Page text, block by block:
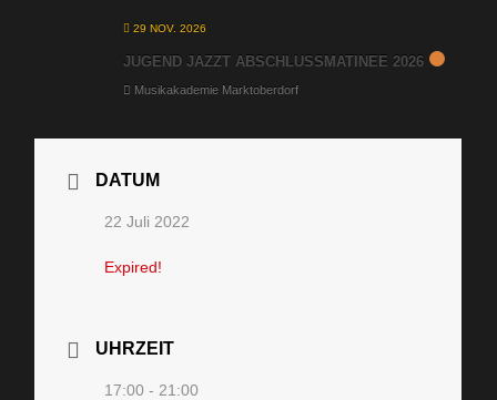
29 NOV. 2026
JUGEND JAZZT ABSCHLUSSMATINEE 2026
Musikakademie Marktoberdorf
DATUM
22 Juli 2022
Expired!
UHRZEIT
17:00 - 21:00